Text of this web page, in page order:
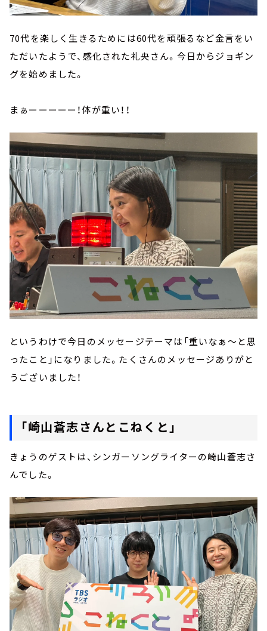
70代を楽しく生きるためには60代を頑張るなど金言をい
ただいたようで、感化された礼央さん。今日からジョギン
グを始めました。
まぁーーーーー！体が重い！！
というわけで今日のメッセージテーマは「重いなぁ～と思
ったこと」になりました。たくさんのメッセージありがと
うございました！
「崎山蒼志さんとこねくと」
きょうのゲストは、シンガーソングライターの崎山蒼志さ
んでした。